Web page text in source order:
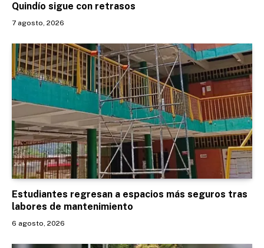
Quindío sigue con retrasos
7 agosto, 2026
Estudiantes regresan a espacios más seguros tras
labores de mantenimiento
6 agosto, 2026